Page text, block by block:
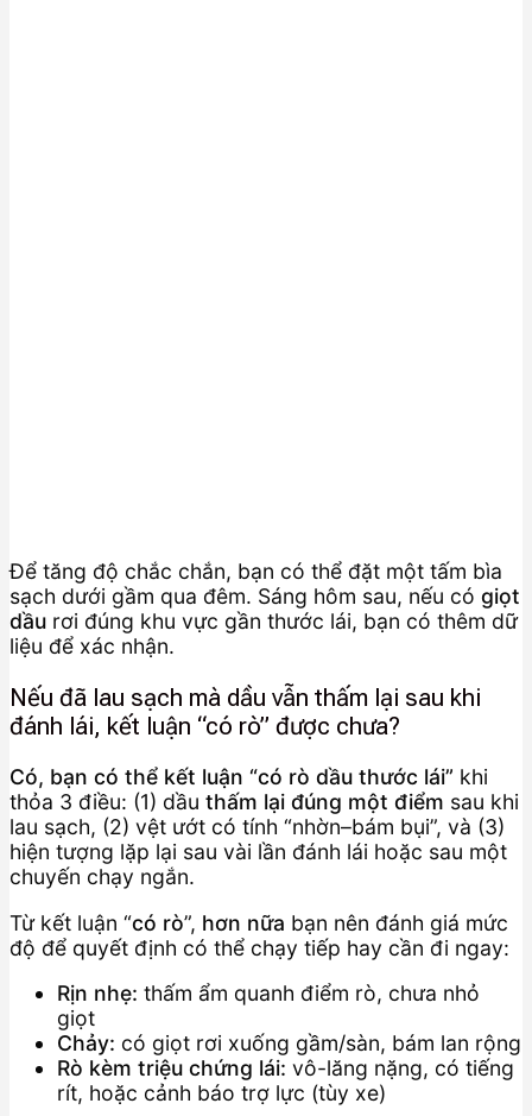
Để tăng độ chắc chắn, bạn có thể đặt một tấm bìa
sạch dưới gầm qua đêm. Sáng hôm sau, nếu có giọt
dầu rơi đúng khu vực gần thước lái, bạn có thêm dữ
liệu để xác nhận.
Nếu đã lau sạch mà dầu vẫn thấm lại sau khi
đánh lái, kết luận “có rò” được chưa?
Có, bạn có thể kết luận “có rò dầu thước lái” khi
thỏa 3 điều: (1) dầu thấm lại đúng một điểm sau khi
lau sạch, (2) vệt ướt có tính “nhờn–bám bụi”, và (3)
hiện tượng lặp lại sau vài lần đánh lái hoặc sau một
chuyến chạy ngắn.
Từ kết luận “có rò”, hơn nữa bạn nên đánh giá mức
độ để quyết định có thể chạy tiếp hay cần đi ngay:
Rịn nhẹ: thấm ẩm quanh điểm rò, chưa nhỏ
giọt
Chảy: có giọt rơi xuống gầm/sàn, bám lan rộng
Rò kèm triệu chứng lái: vô-lăng nặng, có tiếng
rít, hoặc cảnh báo trợ lực (tùy xe)